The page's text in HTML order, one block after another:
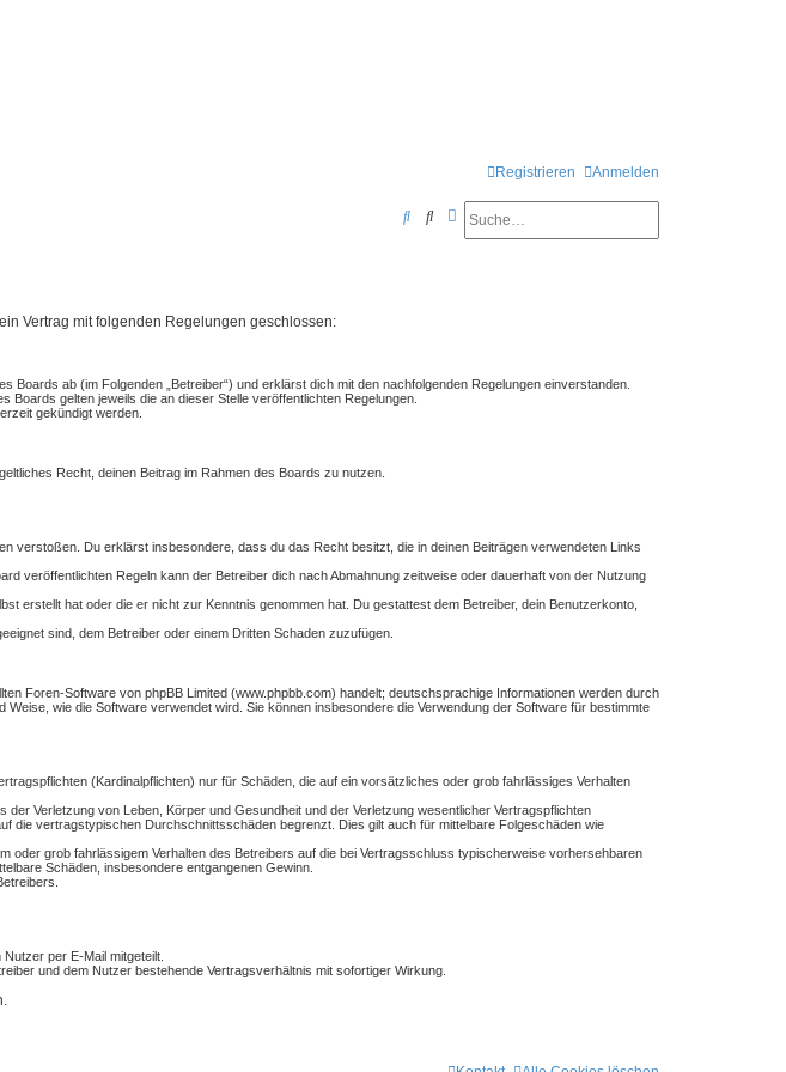
Anmelden
Registrieren
SucheErweiterte Suche
S
Vertrag mit folgenden Regelungen geschlossen:
ab (im Folgenden „Betreiber“) und erklärst dich mit den nachfolgenden Regelungen einverstanden.
gelten jeweils die an dieser Stelle veröffentlichten Regelungen.
gekündigt werden.
Recht, deinen Beitrag im Rahmen des Boards zu nutzen.
verstoßen. Du erklärst insbesondere, dass du das Recht besitzt, die in deinen Beiträgen verwendeten Links
veröffentlichten Regeln kann der Betreiber dich nach Abmahnung zeitweise oder dauerhaft von der Nutzung
erstellt hat oder die er nicht zur Kenntnis genommen hat. Du gestattest dem Betreiber, dein Benutzerkonto,
sind, dem Betreiber oder einem Dritten Schaden zuzufügen.
Foren-Software von phpBB Limited (www.phpbb.com) handelt; deutschsprachige Informationen werden durch
wie die Software verwendet wird. Sie können insbesondere die Verwendung der Software für bestimmte
(Kardinalpflichten) nur für Schäden, die auf ein vorsätzliches oder grob fahrlässiges Verhalten
Verletzung von Leben, Körper und Gesundheit und der Verletzung wesentlicher Vertragspflichten
die vertragstypischen Durchschnittsschäden begrenzt. Dies gilt auch für mittelbare Folgeschäden wie
grob fahrlässigem Verhalten des Betreibers auf die bei Vertragsschluss typischerweise vorhersehbaren
Schäden, insbesondere entgangenen Gewinn.
per E-Mail mitgeteilt.
und dem Nutzer bestehende Vertragsverhältnis mit sofortiger Wirkung.